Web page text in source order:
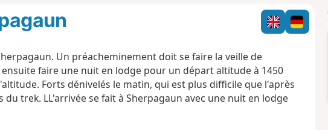
Un préacheminement doit se faire la veille de
faire une nuit en lodge pour un départ altitude à 1450
Forts dénivelés le matin, qui est plus difficile que l'après
trek. LL'arrivée se fait à Sherpagaun avec une nuit en lodge